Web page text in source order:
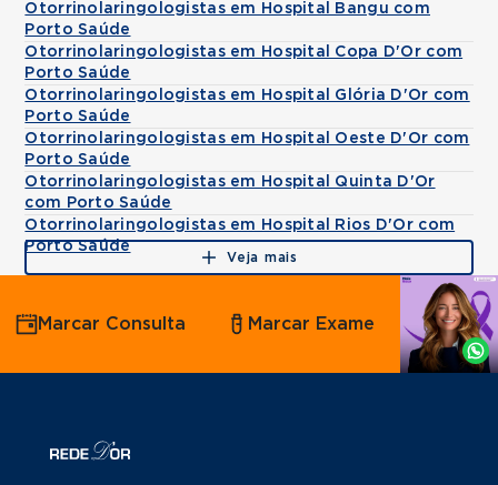
Otorrinolaringologistas em Hospital Bangu com
Porto Saúde
Otorrinolaringologistas em Hospital Copa D'Or com
Porto Saúde
Otorrinolaringologistas em Hospital Glória D'Or com
Porto Saúde
Otorrinolaringologistas em Hospital Oeste D'Or com
Porto Saúde
Otorrinolaringologistas em Hospital Quinta D'Or
com Porto Saúde
Otorrinolaringologistas em Hospital Rios D'Or com
Porto Saúde
Veja mais
Agende
por
Whatsapp
Marcar Consulta Marcar Exame